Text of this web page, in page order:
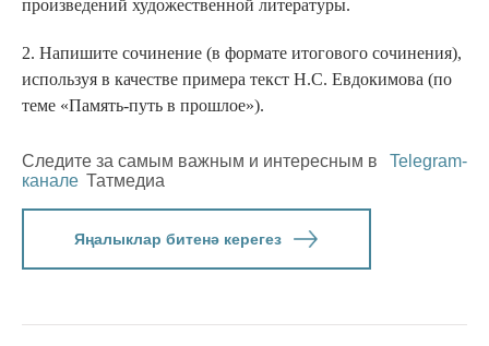
произведений художественной литературы.
2. Напишите сочинение (в формате итогового сочинения),
используя в качестве примера текст Н.С. Евдокимова (по
теме «Память-путь в прошлое»).
Следите за самым важным и интересным в
Telegram-
канале Татмедиа
Яңалыклар битенә керегез